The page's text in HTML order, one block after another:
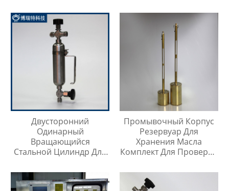
Двусторонний
Одинарный
Вращающийся
Стальной Цилиндр Для
Промывочный Корпус
Резервуар Для
Хранения Масла
Комплект Для Проверки